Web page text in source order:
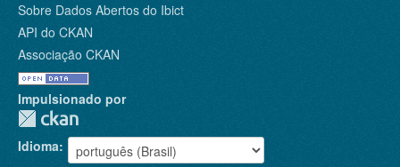
Sobre Dados Abertos do Ibict
API do CKAN
Associação CKAN
Impulsionado por
Idioma